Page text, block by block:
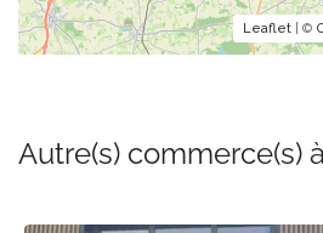
Leaflet | ©
Autre(s) commerce(s)